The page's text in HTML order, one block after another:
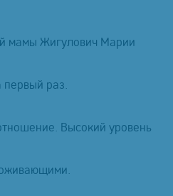
мамы Жигулович Марии
раз.
Высокий уровень